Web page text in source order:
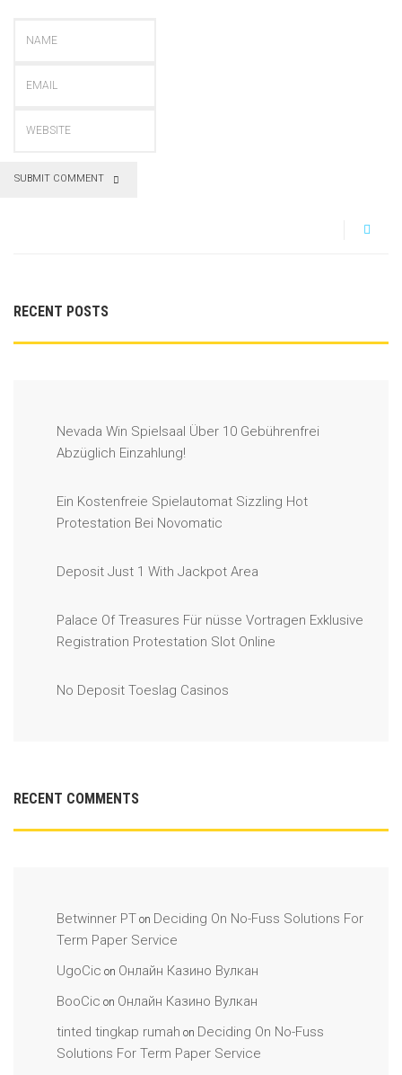
SUBMIT COMMENT
RECENT POSTS
Nevada Win Spielsaal Über 10 Gebührenfrei
Abzüglich Einzahlung!
Ein Kostenfreie Spielautomat Sizzling Hot
Protestation Bei Novomatic
Deposit Just 1 With Jackpot Area
Palace Of Treasures Für nüsse Vortragen Exklusive
Registration Protestation Slot Online
No Deposit Toeslag Casinos
RECENT COMMENTS
Betwinner PT on Deciding On No-Fuss Solutions For
Term Paper Service
UgoCic on Онлайн Казино Вулкан
BooCic on Онлайн Казино Вулкан
tinted tingkap rumah on Deciding On No-Fuss
Solutions For Term Paper Service